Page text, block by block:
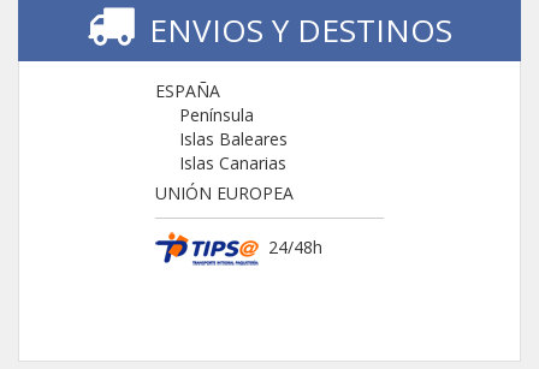
ENVIOS Y DESTINOS
ESPAÑA
Península
Islas Baleares
Islas Canarias
UNIÓN EUROPEA
24/48h